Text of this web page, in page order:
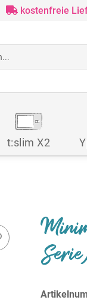
kostenfreie
t:slim X2